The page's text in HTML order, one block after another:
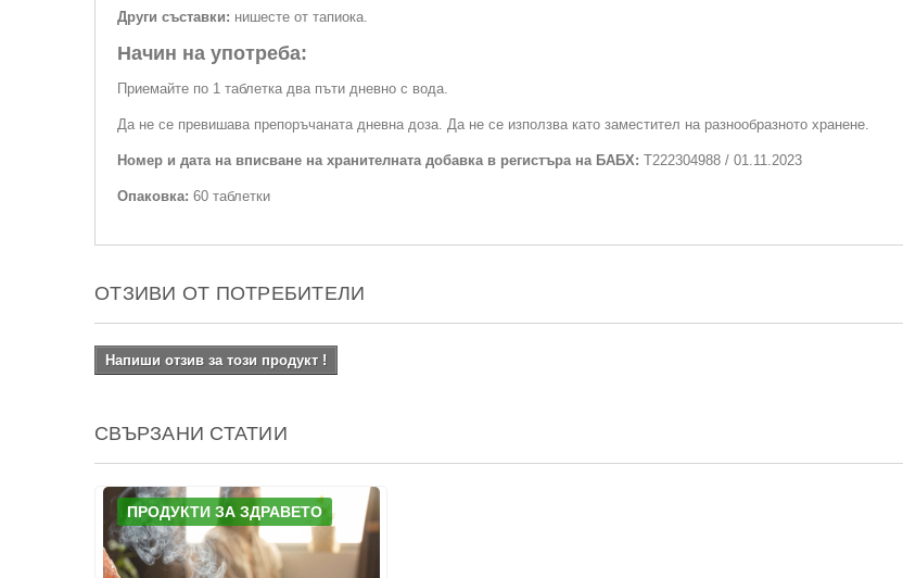
Други съставки: нишесте от тапиока.
Начин на употреба:
Приемайте по 1 таблетка два пъти дневно с вода.
Да не се превишава препоръчаната дневна доза. Да не се използва като заместител на разнообразното хранене.
Номер и дата на вписване на хранителната добавка в регистъра на БАБХ: Т222304988 / 01.11.2023
Опаковка: 60 таблетки
ОТЗИВИ ОТ ПОТРЕБИТЕЛИ
Напиши отзив за този продукт !
СВЪРЗАНИ СТАТИИ
ПРОДУКТИ ЗА ЗДРАВЕТО